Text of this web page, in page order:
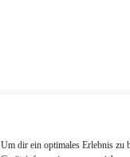
Um dir ein optimales Erlebnis zu